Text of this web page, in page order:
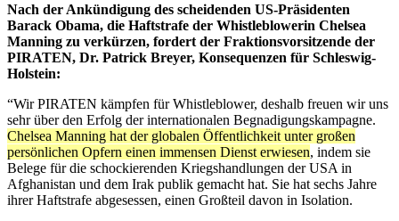
Nach der Ankündigung des scheidenden US-Präsidenten
Barack Obama, die Haftstrafe der Whistleblowerin Chelsea
Manning zu verkürzen, fordert der Fraktionsvorsitzende der
PIRATEN, Dr. Patrick Breyer, Konsequenzen für Schleswig-
Holstein:
“Wir PIRATEN kämpfen für Whistleblower, deshalb freuen wir uns
sehr über den Erfolg der internationalen Begnadigungskampagne.
Chelsea Manning hat der globalen Öffentlichkeit unter großen
persönlichen Opfern einen immensen Dienst erwiesen, indem sie
Belege für die schockierenden Kriegshandlungen der USA in
Afghanistan und dem Irak publik gemacht hat. Sie hat sechs Jahre
ihrer Haftstrafe abgesessen, einen Großteil davon in Isolation.